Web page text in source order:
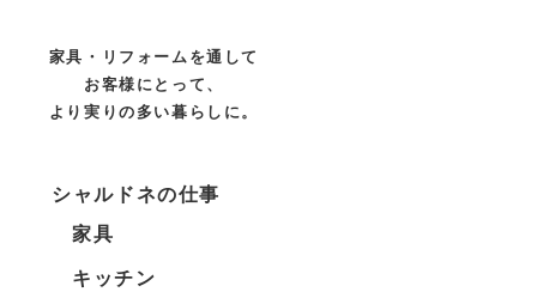
家具・リフォームを通して
お客様にとって、
より実りの多い暮らしに。
シャルドネの仕事
家具
キッチン